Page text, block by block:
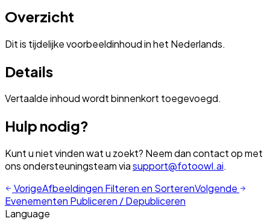
Overzicht
Dit is tijdelijke voorbeeldinhoud in het Nederlands.
Details
Vertaalde inhoud wordt binnenkort toegevoegd.
Hulp nodig?
Kunt u niet vinden wat u zoekt? Neem dan contact op met
ons ondersteuningsteam viasupport@fotoowl.ai.
VorigeAfbeeldingen Filteren en SorterenVolgende
Evenementen Publiceren / Depubliceren
Language